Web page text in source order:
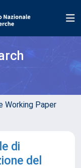
Working Paper
di
del